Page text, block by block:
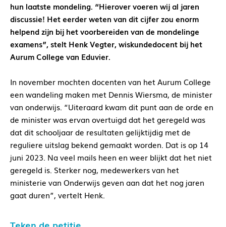
hun laatste mondeling. “Hierover voeren wij al jaren
discussie! Het eerder weten van dit cijfer zou enorm
helpend zijn bij het voorbereiden van de mondelinge
examens”, stelt Henk Vegter, wiskundedocent bij het
Aurum College van Eduvier.
In november mochten docenten van het Aurum College
een wandeling maken met Dennis Wiersma, de minister
van onderwijs. “Uiteraard kwam dit punt aan de orde en
de minister was ervan overtuigd dat het geregeld was
dat dit schooljaar de resultaten gelijktijdig met de
reguliere uitslag bekend gemaakt worden. Dat is op 14
juni 2023. Na veel mails heen en weer blijkt dat het niet
geregeld is. Sterker nog, medewerkers van het
ministerie van Onderwijs geven aan dat het nog jaren
gaat duren”, vertelt Henk.